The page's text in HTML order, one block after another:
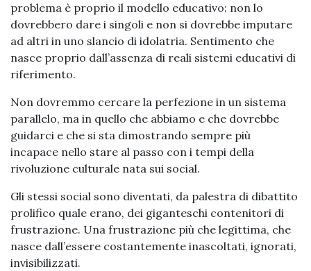
problema è proprio il modello educativo: non lo
dovrebbero dare i singoli e non si dovrebbe imputare
ad altri in uno slancio di idolatria. Sentimento che
nasce proprio dall’assenza di reali sistemi educativi di
riferimento.
Non dovremmo cercare la perfezione in un sistema
parallelo, ma in quello che abbiamo e che dovrebbe
guidarci e che si sta dimostrando sempre più
incapace nello stare al passo con i tempi della
rivoluzione culturale nata sui social.
Gli stessi social sono diventati, da palestra di dibattito
prolifico quale erano, dei giganteschi contenitori di
frustrazione. Una frustrazione più che legittima, che
nasce dall’essere costantemente inascoltati, ignorati,
invisibilizzati.